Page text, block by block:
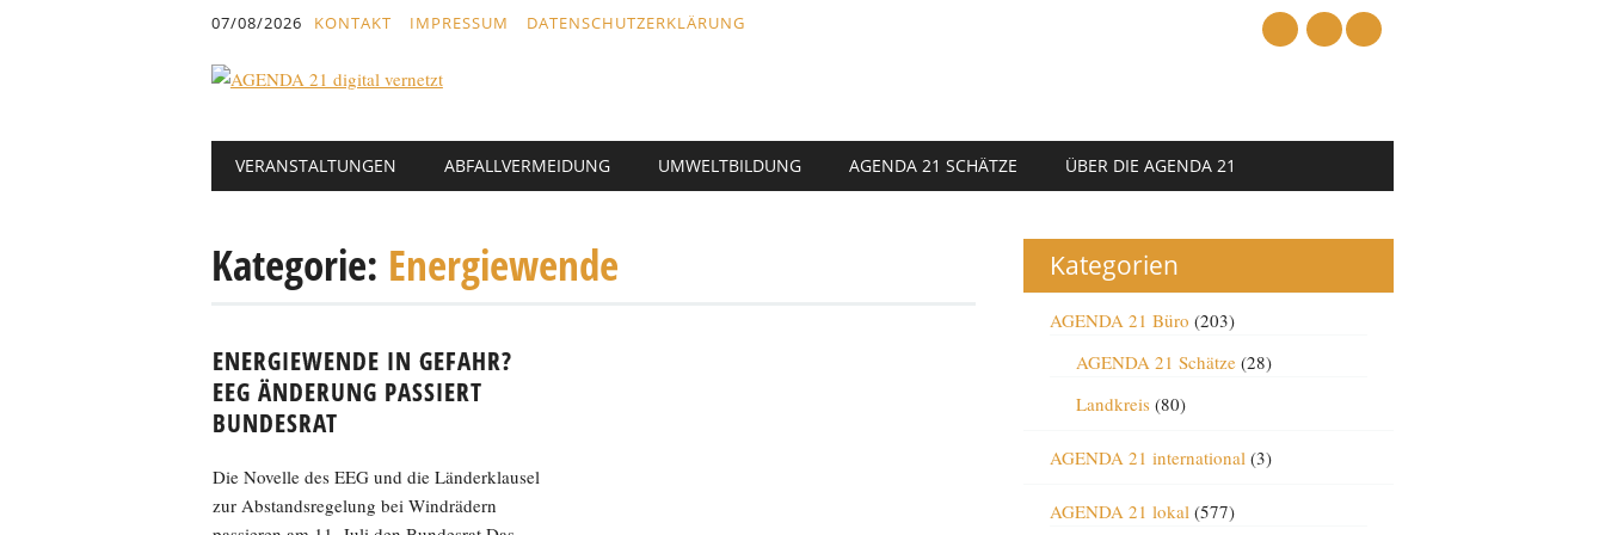
07/08/2026 KONTAKT IMPRESSUM DATENSCHUTZERKLÄRUNG
Hauptmenü
Abbrechen
VERANSTALTUNGEN ABFALLVERMEIDUNG UMWELTBILDUNG AGENDA 21 SCHÄTZE ÜBER DIE AGENDA 21
Kategorie: Energiewende
ENERGIEWENDE IN GEFAHR?
EEG ÄNDERUNG PASSIERT
BUNDESRAT
Die Novelle des EEG und die Länderklausel
zur Abstandsregelung bei Windrädern
Kategorien
AGENDA 21 Büro (203)
AGENDA 21 Schätze(28)
Landkreis(80)
AGENDA 21 international(3)
AGENDA 21 lokal(577)